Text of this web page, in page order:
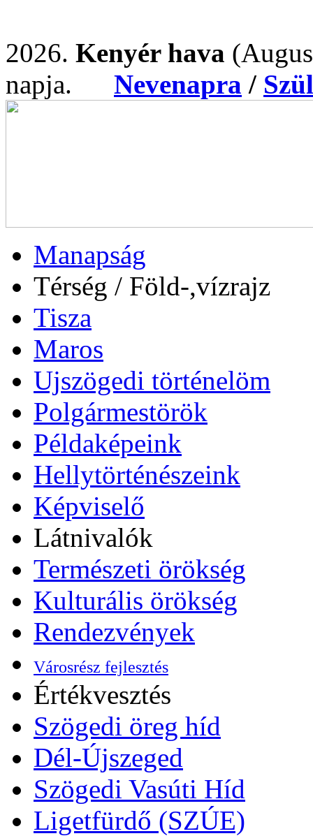
2026. Kenyér hava
napja. Nevenapra /
Manapság
Térség / Föld-,vízrajz
Tisza
Maros
Ujszögedi történelöm
Polgármestörök
Példaképeink
Hellytörténészeink
Képviselő
Látnivalók
Természeti örökség
Kulturális örökség
Rendezvények
Városrész fejlesztés
Értékvesztés
Szögedi öreg híd
Dél-Újszeged
Szögedi Vasúti Híd
Ligetfürdő (SZÚE)